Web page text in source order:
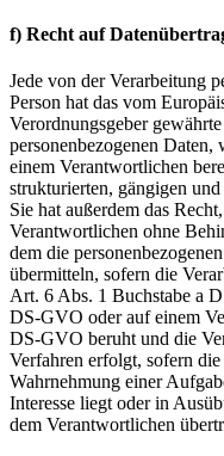
f) Recht auf
Jede von der Verarbeitung
Person hat das vom
Verordnungsgeber
personenbezogenen Daten,
einem Verantwortlichen
strukturierten, gängigen
Sie hat außerdem das
Verantwortlichen ohne
dem die
übermitteln, sofern die
Art. 6 Abs. 1 Buchstabe a
DS-GVO oder auf einem
DS-GVO beruht und die
Verfahren erfolgt, sofern
Wahrnehmung einer
Interesse liegt oder in
dem Verantwortlichen